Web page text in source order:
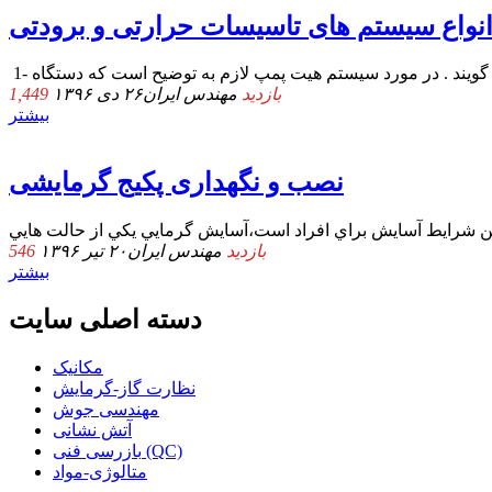
انواع سیستم های تاسیسات حرارتی و برودتی
1,449 بازدید مهندس ایران۲۶ دی ۱۳۹۶
بیشتر
نصب و نگهداری پکیج گرمایشی
546 بازدید مهندس ایران۲۰ تیر ۱۳۹۶
بیشتر
دسته اصلی سایت
مکانیک
نظارت گاز-گرمایش
مهندسی جوش
آتش نشانی
بازرسی فنی (QC)
متالوژی-مواد